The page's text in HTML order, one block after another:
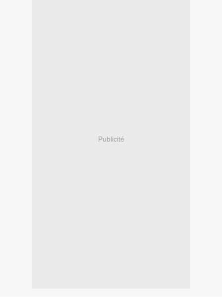
Publicité